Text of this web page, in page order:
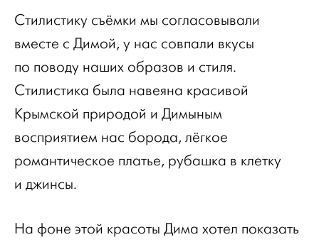
Стилистику съёмки мы согласовывали
вместе с Димой, у нас совпали вкусы
по поводу наших образов и стиля.
Стилистика была навеяна красивой
Крымской природой и Димыным
восприятием нас борода, лёгкое
романтическое платье, рубашка в клетку
и джинсы.
На фоне этой красоты Дима хотел показать